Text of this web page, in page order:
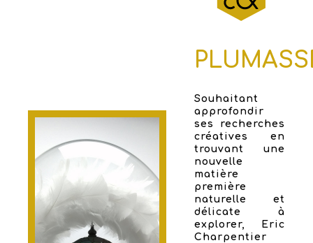
Souhaitant
approfondir
ses recherches
créatives en
trouvant une
nouvelle
matière
première
naturelle et
délicate à
explorer, Eric
Charpentier